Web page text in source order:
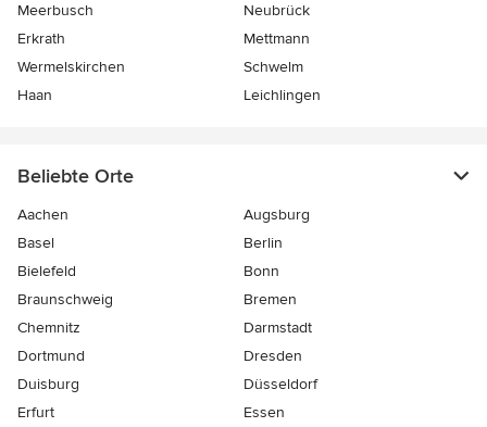
Meerbusch
Neubrück
Erkrath
Mettmann
Wermelskirchen
Schwelm
Haan
Leichlingen
Beliebte Orte
Aachen
Augsburg
Basel
Berlin
Bielefeld
Bonn
Braunschweig
Bremen
Chemnitz
Darmstadt
Dortmund
Dresden
Duisburg
Düsseldorf
Erfurt
Essen